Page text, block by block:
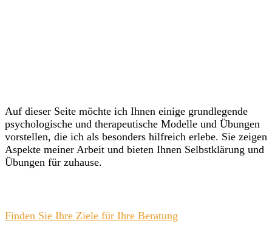
Auf dieser Seite möchte ich Ihnen einige grundlegende
psychologische und therapeutische Modelle und Übungen
vorstellen, die ich als besonders hilfreich erlebe. Sie zeigen
Aspekte meiner Arbeit und bieten Ihnen Selbstklärung und
Übungen für zuhause.
Finden Sie Ihre Ziele für Ihre Beratung